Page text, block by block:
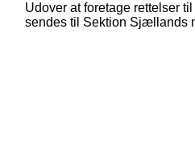
Udover at foretage rettelser
sendes til Sektion Sjællands